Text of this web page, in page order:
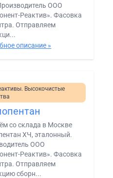
ООО
Реактив». Фасовка
Отправляем
описание »
Высокочистые
со склада в Москве
ХЧ, эталонный.
ООО
Реактив». Фасовка
Отправляем
сборн...